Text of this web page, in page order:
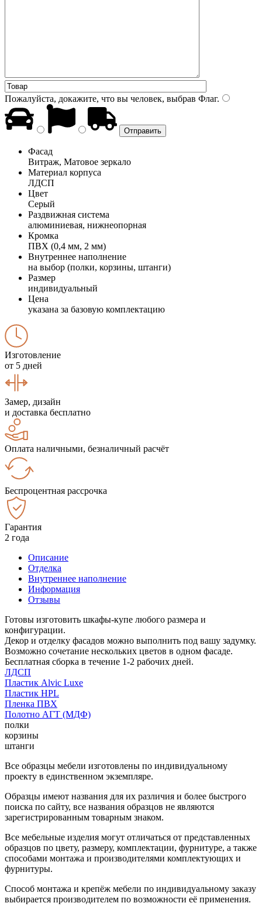
Пожалуйста, докажите, что вы человек, выбрав Флаг.
Фасад
Витраж, Матовое зеркало
Материал корпуса
ЛДСП
Цвет
Серый
Раздвижная система
алюминиевая, нижнеопорная
Кромка
ПВХ (0,4 мм, 2 мм)
Внутреннее наполнение
на выбор (полки, корзины, штанги)
Размер
индивидуальный
Цена
указана за базовую комплектацию
Изготовление
от 5 дней
Замер, дизайн
и доставка бесплатно
Оплата наличными, безналичный расчёт
Беспроцентная рассрочка
Гарантия
2 года
Описание
Отделка
Внутреннее наполнение
Информация
Отзывы
Готовы изготовить шкафы-купе любого размера и
конфигурации.
Декор и отделку фасадов можно выполнить под вашу задумку.
Возможно сочетание нескольких цветов в одном фасаде.
Бесплатная сборка в течение 1-2 рабочих дней.
ЛДСП
Пластик Alvic Luxe
Пластик HPL
Пленка ПВХ
Полотно АГТ (МДФ)
полки
корзины
штанги
Все образцы мебели изготовлены по индивидуальному
проекту в единственном экземпляре.
Образцы имеют названия для их различия и более быстрого
поиска по сайту, все названия образцов не являются
зарегистрированным товарным знаком.
Все мебельные изделия могут отличаться от представленных
образцов по цвету, размеру, комплектации, фурнитуре, а также
способами монтажа и производителями комплектующих и
фурнитуры.
Способ монтажа и крепёж мебели по индивидуальному заказу
выбирается производителем по возможности её применения.